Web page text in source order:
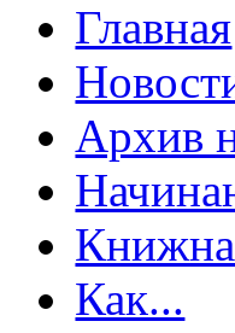
Главная
Архив
Как...